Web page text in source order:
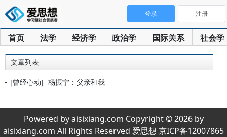
首页 法学 经济学 政治学 国际关系 社会学
登录 注册
文章列表
[曾经心动] 杨振宁：父亲和我
Powered by aisixiang.com Copyright © 2026 by
aisixiang.com All Rights Reserved 爱思想 京ICP备12007865